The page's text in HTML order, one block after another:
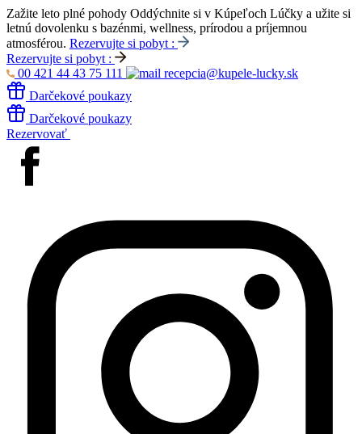
Zažite leto plné pohody Oddýchnite si v Kúpeľoch Lúčky a užite si
letnú dovolenku s bazénmi, wellness, prírodou a príjemnou
atmosférou. Rezervujte si pobyt :
Rezervujte si pobyt :
00 421 44 43 75 111
recepcia@kupele-lucky.sk
Darčekové poukazy
Darčekové poukazy
Rezervovať